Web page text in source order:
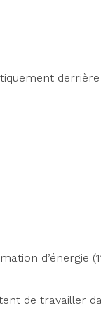
derrière
d’énergie
de travailler